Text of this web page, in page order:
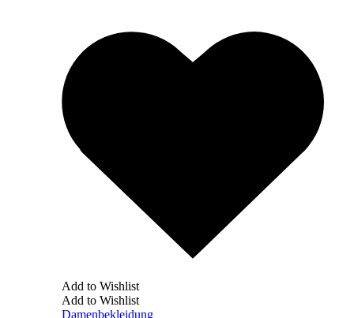
Add to Wishlist
Add to Wishlist
Damenbekleidung